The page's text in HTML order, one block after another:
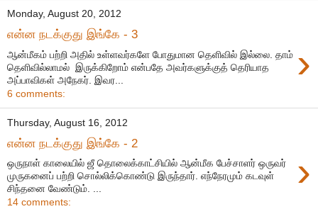
Monday, August 20, 2012
என்ன நடக்குது இங்கே - 3
›
ஆன்மீகம் பற்றி அதில் உள்ளவர்களே போதுமான தெளிவில் இல்லை. தாம்
தெளிவில்லாமல் இருக்கிறோம் என்பதே அவர்களுக்குத் தெரியாத
அப்பாவிகள் அநேகர். இவர...
6 comments:
Thursday, August 16, 2012
என்ன நடக்குது இங்கே - 2
›
ஒருநாள் காலையில் ஜீ தொலைக்காட்சியில் ஆன்மீக பேச்சாளர் ஒருவர்
முருகனைப் பற்றி சொல்லிக்கொண்டு இருந்தார். எந்நேரமும் கடவுள்
சிந்தனை வேண்டும். ...
14 comments: